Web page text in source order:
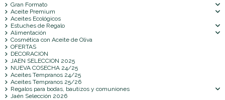
Gran Formato
Aceite Premium
Aceites Ecológicos
Estuches de Regalo
Alimentación
Cosmética con Aceite de Oliva
OFERTAS
DECORACION
JAEN SELECCION 2025
NUEVA COSECHA 24/25
Aceites Tempranos 24/25
Aceites Tempranos 25/26
Regalos para bodas, bautizos y comuniones
Jaén Selección 2026